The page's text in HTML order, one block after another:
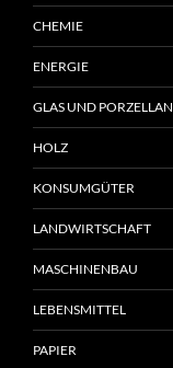
CHEMIE
ENERGIE
GLAS UND PORZELLAN
HOLZ
KONSUMGÜTER
LANDWIRTSCHAFT
MASCHINENBAU
LEBENSMITTEL
PAPIER